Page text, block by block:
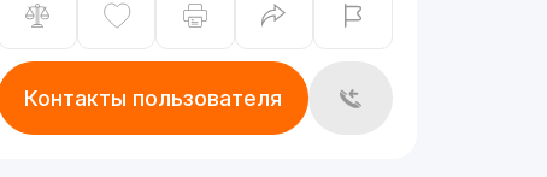
Контакты пользователя